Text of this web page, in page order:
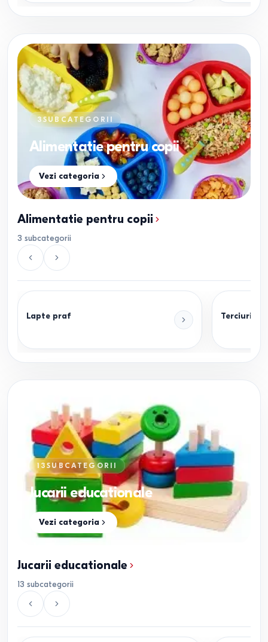
3SUBCATEGORII
Alimentatie pentru copii
Vezi categoria
Alimentatie pentru copii
3 subcategorii
Lapte praf Terciuri
13SUBCATEGORII
Jucarii educationale
Vezi categoria
Jucarii educationale
13 subcategorii